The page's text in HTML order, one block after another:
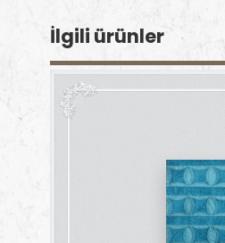
İlgili ürünler